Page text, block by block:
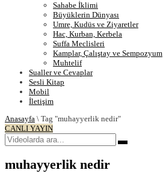
Sahabe İklimi
Büyüklerin Dünyası
Umre, Kudüs ve Ziyaretler
Hac, Kurban, Kerbela
Suffa Meclisleri
Kamplar, Çalıştay ve Sempozyum
Muhtelif
Sualler ve Cevaplar
Sesli Kitap
Mobil
İletişim
Anasayfa \ Tag "muhayyerlik nedir"
CANLI YAYIN
muhayyerlik nedir